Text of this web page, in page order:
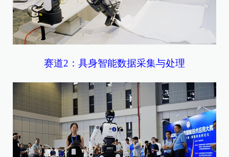
赛道2：具身智能数据采集与处理